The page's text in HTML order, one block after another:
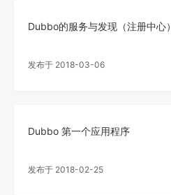
Dubbo的服务与发现（注册中心）
发布于 2018-03-06
Dubbo 第一个应用程序
发布于 2018-02-25